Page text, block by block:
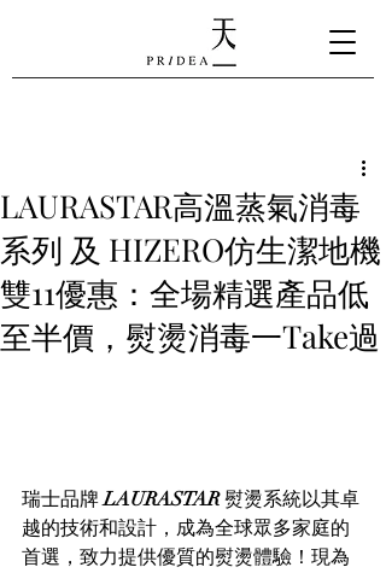
LAURASTAR高溫蒸氣消毒
系列 及 HIZERO仿生潔地機
雙11優惠：全場精選產品低
至半價，熨燙消毒一Take過
瑞士品牌 LAURASTAR 熨燙系統以其卓
越的技術和設計，成為全球眾多家庭的
首選，致力提供優質的熨燙體驗！現為